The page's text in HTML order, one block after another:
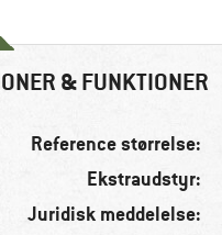
& FUNKTIONER
Reference størrelse:
Ekstraudstyr:
Juridisk meddelelse: